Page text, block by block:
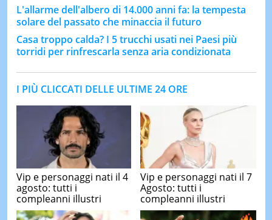
L'allarme dell'albero di 14.000 anni fa: la tempesta
solare del passato che minaccia il futuro
Casa troppo calda? I 5 trucchi usati nei Paesi più
torridi per rinfrescarla senza aria condizionata
I PIÙ CLICCATI DELLE ULTIME 24 ORE
Vip e personaggi nati il 4
agosto: tutti i
compleanni illustri
Vip e personaggi nati il 7
Agosto: tutti i
compleanni illustri